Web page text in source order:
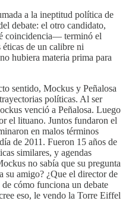
a la ineptitud política de
debate: el otro candidato,
coincidencia— terminó el
de un calibre ni
hubiera materia prima para
sentido, Mockus y Peñalosa
políticas. Al ser
venció a Peñalosa. Luego
el lituano. Juntos fundaron el
en malos términos
de 2011. Fueron 15 años de
similares, y agendas
no sabía que su pregunta
su amigo? ¿Que el director de
cómo funciona un debate
eso, le vendo la Torre Eiffel